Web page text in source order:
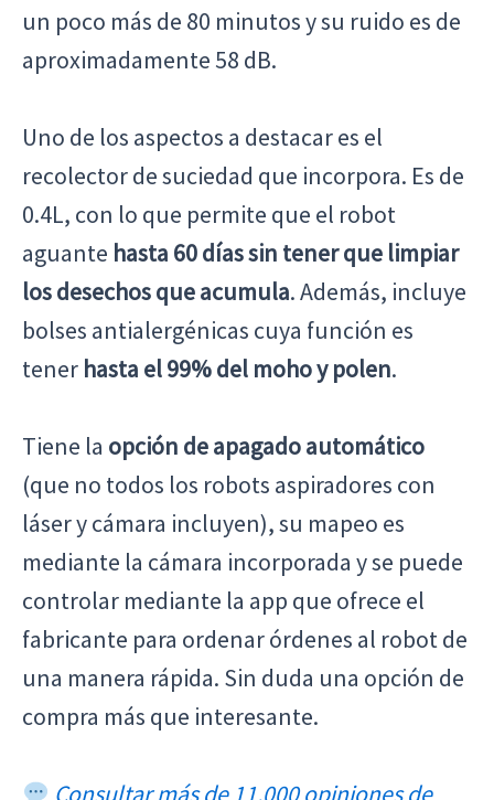
un poco más de 80 minutos y su ruido es de
aproximadamente 58 dB.
Uno de los aspectos a destacar es el
recolector de suciedad que incorpora. Es de
0.4L, con lo que permite que el robot
aguante hasta 60 días sin tener que limpiar
los desechos que acumula. Además, incluye
bolses antialergénicas cuya función es
tener hasta el 99% del moho y polen.
Tiene la opción de apagado automático
(que no todos los robots aspiradores con
láser y cámara incluyen), su mapeo es
mediante la cámara incorporada y se puede
controlar mediante la app que ofrece el
fabricante para ordenar órdenes al robot de
una manera rápida. Sin duda una opción de
compra más que interesante.